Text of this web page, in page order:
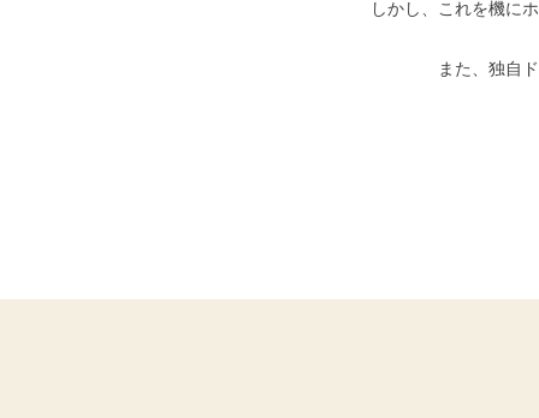
しかし、これを機に
また、独自